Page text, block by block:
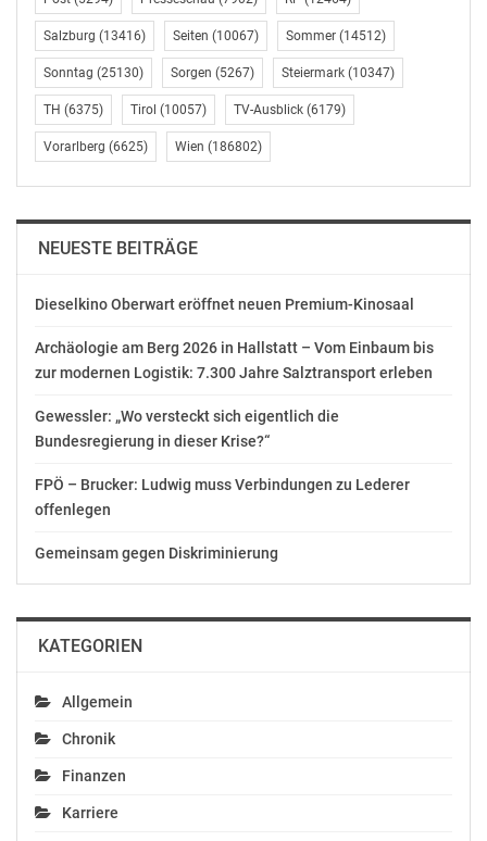
dabei von
BundesrätInnen aus den eigenen Reihen und den
Reihen des
Koalitionspartners.
Mit dem Aarhus-Beteiligungsgesetz erfüllt Österreich
von Österreich 2005
ratifiziert wurde. Ziel ist es,
zu Informationen zu ermöglichen, sie an
beteiligen und ihnen Rechtsschutz zu gewähren. „Diese
Punkte werden
jetzt durch dieses Gesetz vollständig erfüllt“, sagte
Umweltministerin Köstinger. „NGOs haben jetzt
zu allen Rechten und Informationen, die sie brauchen.“
Mit dem Gesetz
sind drei Materien umfasst: die Abfallwirtschaft, der
Wasserschutz
Zwischen Mängeln und Ausgewogenheit
Andrea Kahofer (SPÖ/N) anerkannte die Bemühungen
Umweltministerin, allerdings bemängelte sie, dass in
vielen Fällen
nur nachträgliche Überprüfungsrechte bestünden. In
Salzburg (13416) Seiten (10067) Sommer (14512)
Sonntag (25130) Sorgen (5267) Steiermark (10347)
TH (6375) Tirol (10057) TV-Ausblick (6179)
Vorarlberg (6625) Wien (186802)
NEUESTE BEITRÄGE
Dieselkino Oberwart eröffnet neuen Premium-Kinosaal
Archäologie am Berg 2026 in Hallstatt – Vom Einbaum bis
zur modernen Logistik: 7.300 Jahre Salztransport erleben
Gewessler: „Wo versteckt sich eigentlich die
Bundesregierung in dieser Krise?“
FPÖ – Brucker: Ludwig muss Verbindungen zu Lederer
offenlegen
Gemeinsam gegen Diskriminierung
KATEGORIEN
Allgemein
Chronik
Finanzen
Karriere